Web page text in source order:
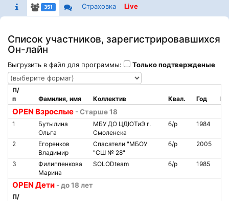
351 Страховка Live
Список участников, зарегистрировавшихся
Он-лайн
Выгрузить в файл для программы: Только подтвержденые
OPEN Взрослые - Старше 18
П/
п
Фамилия, имя Коллектив Квал. Год №
1
Бутылина
Ольга
МБУ ДО ЦДЮТиЭ г.
Смоленска
б/р 1984
2
Егоренков
Владимир
Спасатели "МБОУ
"СШ № 28"
б/р 2005
3
Филиппенкова
Марина
SOLODteam б/р 1985
OPEN Дети - до 18 лет
П/